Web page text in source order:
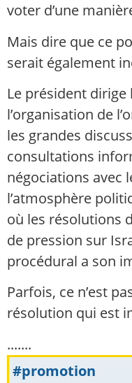
voter d’une
Mais dire que ce
serait également
Le président
l’organisation de
les grandes
consultations
négociations avec
l’atmosphère
où les résolutions
de pression sur
procédural a son
Parfois, ce n’est
résolution qui est
.......
#promotion